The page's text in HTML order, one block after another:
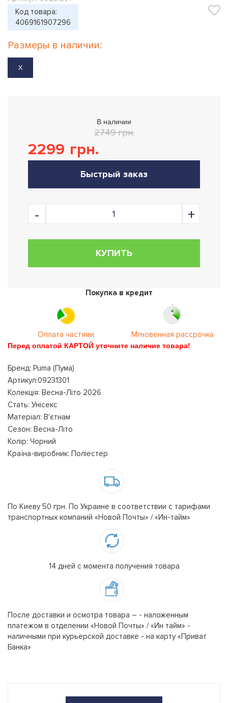
Код товара:
4069161907296
Размеры в наличии:
X
В наличии
2749 грн.
2299 грн.
Быстрый заказ
КУПИТЬ
Покупка в кредит
Оплата частями Мгновенная рассрочка
Перед оплатой КАРТОЙ уточните наличие товара!
Бренд: Puma (Пума)
Артикул:09231301
Колекція: Весна-Літо 2026
Стать: Унісекс
Матеріал: В'єтнам
Сезон: Весна-Літо
Колір: Чорний
Країна-виробник: Поліестер
По Киеву 50 грн. По Украине в соответствии с тарифами
транспортных компаний «Новой Почты» / «Ин-тайм»
14 дней с момента получения товара
После доставки и осмотра товара – - наложенным
платежом в отделении «Новой Почты» / «Ин тайм» -
наличными при курьерской доставке - на карту «Приват
Банка»